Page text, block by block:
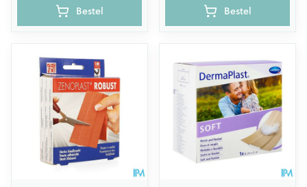
Bestel Bestel